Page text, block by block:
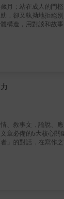
月；站在成人的門
，卻又執拗地拒絕
構造，用對談和故
明白理財
、敘事文，論說、
章必備的5大核心
」的對話，在寫作
如何(How)」一一
訂大作戰■聽：將文